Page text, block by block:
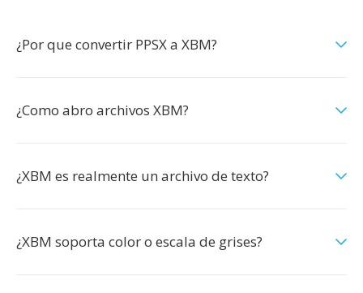
¿Por que convertir PPSX a XBM?
¿Como abro archivos XBM?
¿XBM es realmente un archivo de texto?
¿XBM soporta color o escala de grises?